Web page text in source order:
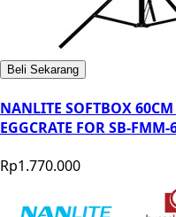
Beli Sekarang
NANLITE SOFTBOX
EGGCRATE FOR SB-
Rp1.770.000